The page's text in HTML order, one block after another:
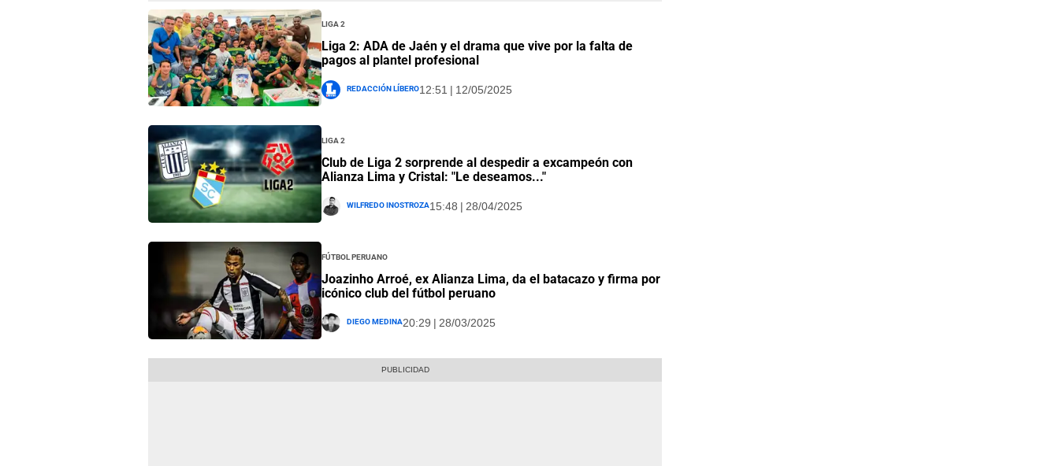
Liga 2
Liga 2: ADA de Jaén y el drama que vive por la falta de
pagos al plantel profesional
Redacción Líbero12:51 | 12/05/2025
Liga 2
Club de Liga 2 sorprende al despedir a excampeón con
Alianza Lima y Cristal: "Le deseamos..."
Wilfredo Inostroza15:48 | 28/04/2025
Fútbol Peruano
Joazinho Arroé, ex Alianza Lima, da el batacazo y firma por
icónico club del fútbol peruano
Diego Medina20:29 | 28/03/2025